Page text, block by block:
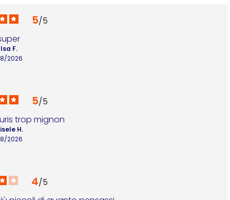
5/5
2026
Isa F.
5/5
trop mignon
2026
H.
4/5